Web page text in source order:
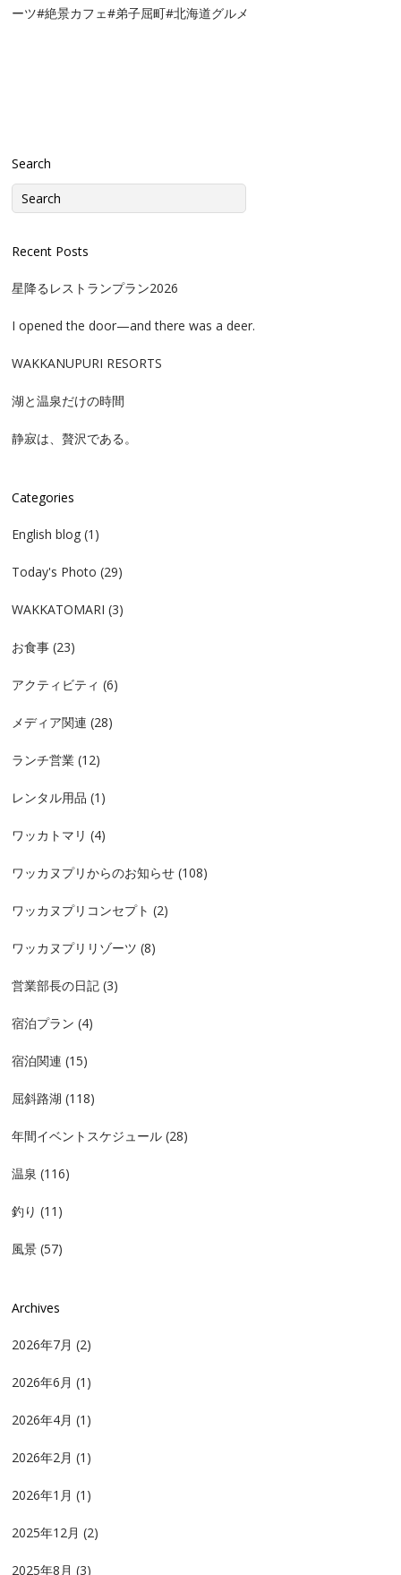
ーツ#絶景カフェ#弟子屈町#北海道グルメ
Search
Recent Posts
星降るレストランプラン2026
I opened the door—and there was a deer.
WAKKANUPURI RESORTS
湖と温泉だけの時間
静寂は、贅沢である。
Categories
English blog (1)
Today's Photo (29)
WAKKATOMARI (3)
お食事 (23)
アクティビティ (6)
メディア関連 (28)
ランチ営業 (12)
レンタル用品 (1)
ワッカトマリ (4)
ワッカヌプリからのお知らせ (108)
ワッカヌプリコンセプト (2)
ワッカヌプリリゾーツ (8)
営業部長の日記 (3)
宿泊プラン (4)
宿泊関連 (15)
屈斜路湖 (118)
年間イベントスケジュール (28)
温泉 (116)
釣り (11)
風景 (57)
Archives
2026年7月 (2)
2026年6月 (1)
2026年4月 (1)
2026年2月 (1)
2026年1月 (1)
2025年12月 (2)
2025年8月 (3)